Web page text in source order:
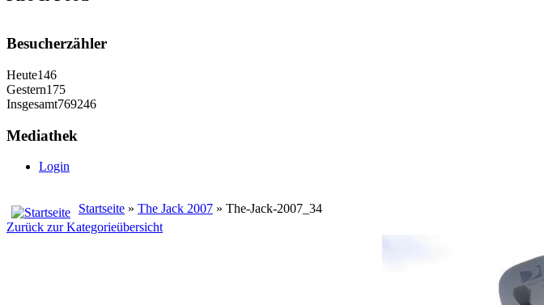
Besucherzähler
Heute146
Gestern175
Insgesamt769246
Mediathek
Login
Startseite » The Jack 2007 » The-Jack-2007_34
Zurück zur Kategorieübersicht